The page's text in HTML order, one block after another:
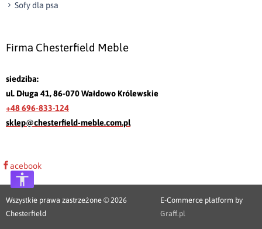
Sofy dla psa
Firma Chesterfield Meble
siedziba:
ul. Długa 41, 86-070 Wałdowo Królewskie
+48 696-833-124
sklep@chesterfield-meble.com.pl
acebook
Wszystkie prawa zastrzeżone © 2026
Chesterfield
E-Commerce platform by
Graff.pl